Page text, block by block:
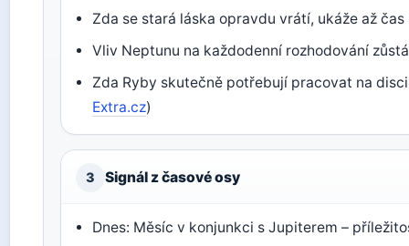
Zda se stará láska opravdu vrátí, ukáže až čas
Vliv Neptunu na každodenní rozhodování
Zda Ryby skutečně potřebují pracovat na
Extra.cz)
3 Signál z časové osy
Dnes: Měsíc v konjunkci s Jupiterem –